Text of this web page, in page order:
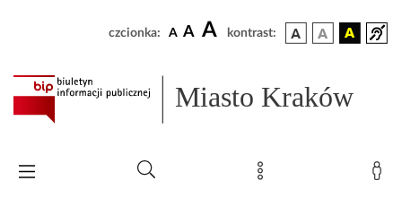
czcionka: A A A kontrast:
Miasto Kraków